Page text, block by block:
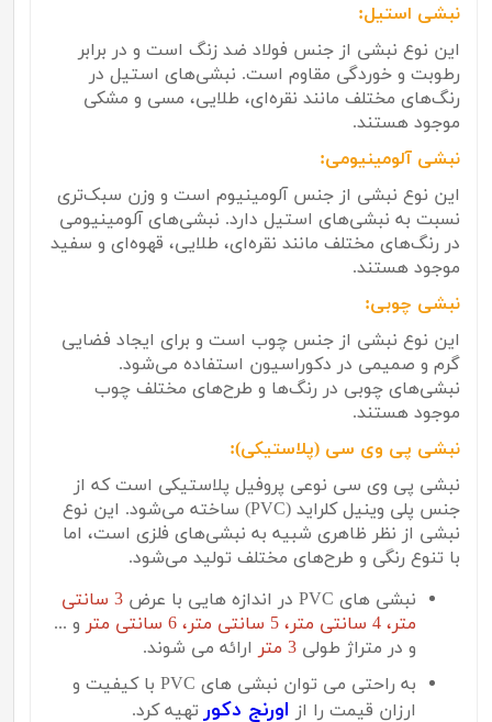
نبشی استیل:
این نوع نبشی از جنس فولاد ضد زنگ است و در برابر
رطوبت و خوردگی مقاوم است. نبشی‌های استیل در
رنگ‌های مختلف مانند نقره‌ای، طلایی، مسی و مشکی
موجود هستند.
نبشی آلومینیومی:
این نوع نبشی از جنس آلومینیوم است و وزن سبک‌تری
نسبت به نبشی‌های استیل دارد. نبشی‌های آلومینیومی
در رنگ‌های مختلف مانند نقره‌ای، طلایی، قهوه‌ای و سفید
موجود هستند.
نبشی چوبی:
این نوع نبشی از جنس چوب است و برای ایجاد فضایی
گرم و صمیمی در دکوراسیون استفاده می‌شود.
نبشی‌های چوبی در رنگ‌ها و طرح‌های مختلف چوب
موجود هستند.
نبشی پی وی سی (پلاستیکی):
نبشی پی وی سی نوعی پروفیل پلاستیکی است که از
جنس پلی وینیل کلراید (PVC) ساخته می‌شود. این نوع
نبشی از نظر ظاهری شبیه به نبشی‌های فلزی است، اما
با تنوع رنگی و طرح‌های مختلف تولید می‌شود.
نبشی های PVC در اندازه هایی با عرض
3 سانتی
متر، 4 سانتی متر، 5 سانتی متر، 6 سانتی متر
و ...
و در متراژ طولی 3 متر
ارائه می شوند.
به راحتی می توان نبشی های PVC با کیفیت و
ارزان قیمت را از اورنج دکور تهیه کرد.